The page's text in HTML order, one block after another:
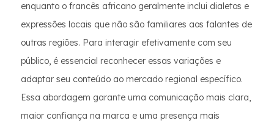
enquanto o francês africano geralmente inclui dialetos e
expressões locais que não são familiares aos falantes de
outras regiões. Para interagir efetivamente com seu
público, é essencial reconhecer essas variações e
adaptar seu conteúdo ao mercado regional específico.
Essa abordagem garante uma comunicação mais clara,
maior confiança na marca e uma presença mais